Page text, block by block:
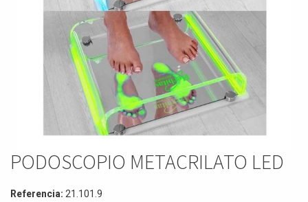
PODOSCOPIO METACRILATO LED
Referencia:21.101.9